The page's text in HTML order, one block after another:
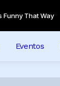
Way
Eventos